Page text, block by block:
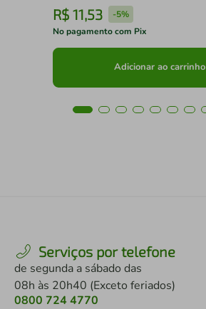
R$ 11,53 -5%
No pagamento com Pix
Adicionar ao carrinho
Serviços por telefone
de segunda a sábado das
08h às 20h40 (Exceto feriados)
0800 724 4770